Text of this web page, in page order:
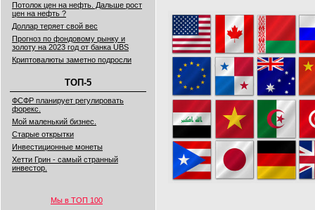
Потолок цен на нефть. Дальше рост
цен на нефть ?
Доллар теряет свой вес
Прогноз по фондовому рынку и
золоту на 2023 год от банка UBS
Криптовалюты заметно подросли
ТОП-5
ФСФР планирует регулировать
форекс.
Мой маленький бизнес.
Старые открытки
Инвестиционные монеты
Хетти Грин - самый странный
инвестор.
Мы в ТОП 100